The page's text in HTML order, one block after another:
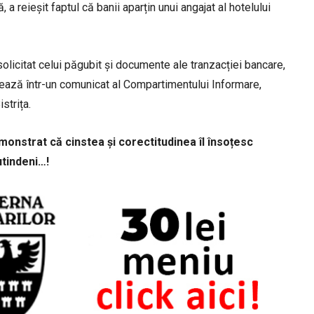
reieșit faptul că banii aparțin unui angajat al hotelului
celui păgubit și documente ale tranzacției bancare,
într-un comunicat al Compartimentului Informare,
că cinstea și corectitudinea îl însoțesc